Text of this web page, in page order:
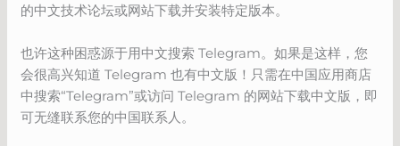
的中文技术论坛或网站下载并安装特定版本。
也许这种困惑源于用中文搜索 Telegram。如果是这样，您
会很高兴知道 Telegram 也有中文版！只需在中国应用商店
中搜索“Telegram”或​​访问 Telegram 的网站下载中文版，即
可无缝联系您的中国联系人。